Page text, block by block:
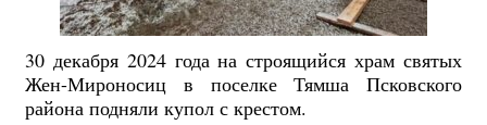
30 декабря 2024 года на строящийся храм святых
Жен-Мироносиц в поселке Тямша Псковского
района подняли купол с крестом.